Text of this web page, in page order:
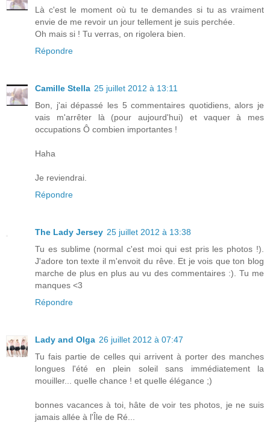
Là c'est le moment où tu te demandes si tu as vraiment
envie de me revoir un jour tellement je suis perchée.
Oh mais si ! Tu verras, on rigolera bien.
Répondre
Camille Stella 25 juillet 2012 à 13:11
Bon, j'ai dépassé les 5 commentaires quotidiens, alors je
vais m'arrêter là (pour aujourd'hui) et vaquer à mes
occupations Ô combien importantes !
Haha
Je reviendrai.
Répondre
The Lady Jersey 25 juillet 2012 à 13:38
Tu es sublime (normal c'est moi qui est pris les photos !).
J'adore ton texte il m'envoit du rêve. Et je vois que ton blog
marche de plus en plus au vu des commentaires :). Tu me
manques <3
Répondre
Lady and Olga 26 juillet 2012 à 07:47
Tu fais partie de celles qui arrivent à porter des manches
longues l'été en plein soleil sans immédiatement la
mouiller... quelle chance ! et quelle élégance ;)
bonnes vacances à toi, hâte de voir tes photos, je ne suis
jamais allée à l'Île de Ré...